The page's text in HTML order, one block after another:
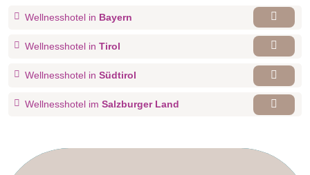
Wellnesshotel in Bayern
Wellnesshotel in Tirol
Wellnesshotel in Südtirol
Wellnesshotel im Salzburger Land